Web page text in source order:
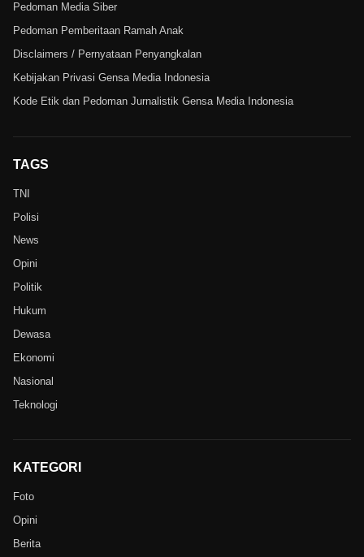
Pedoman Media Siber
Pedoman Pemberitaan Ramah Anak
Disclaimers / Pernyataan Penyangkalan
Kebijakan Privasi Gensa Media Indonesia
Kode Etik dan Pedoman Jurnalistik Gensa Media Indonesia
TAGS
TNI
Polisi
News
Opini
Politik
Hukum
Dewasa
Ekonomi
Nasional
Teknologi
KATEGORI
Foto
Opini
Berita